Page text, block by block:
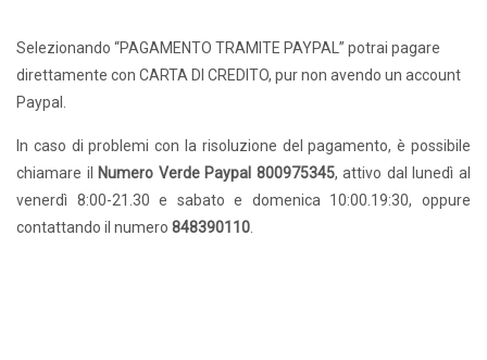
Selezionando “PAGAMENTO TRAMITE PAYPAL” potrai pagare
direttamente con CARTA DI CREDITO, pur non avendo un account
Paypal.
In caso di problemi con la risoluzione del pagamento, è possibile
chiamare il
Numero Verde Paypal 800975345, attivo dal lunedì al
venerdì 8:00-21.30 e sabato e domenica 10:00.19:30, oppure
contattando il numero 848390110